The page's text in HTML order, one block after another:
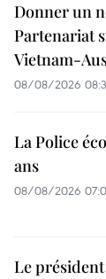
Donner un
Partenariat
Vietnam-
08/08/2026
La Police
ans
08/08/2026
Le